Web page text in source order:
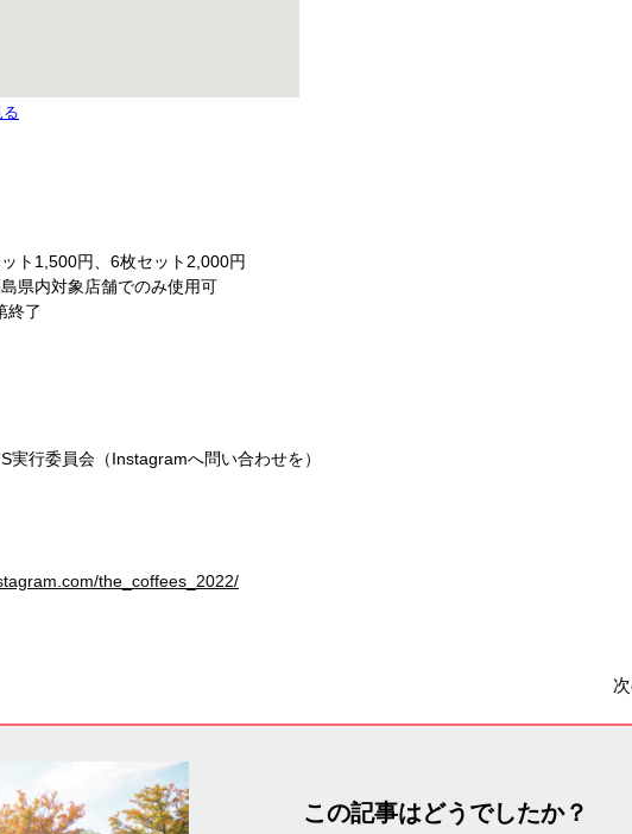
ト1,500円、6枚セット2,000円
県内対象店舗でのみ使用可
終了
実行委員会（Instagramへ問い合わせを）
the_coffees_2022/
この記事はどうでしたか？